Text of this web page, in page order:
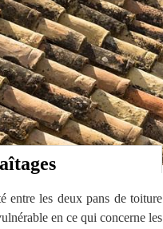
entre les deux pans de toiture
en ce qui concerne les